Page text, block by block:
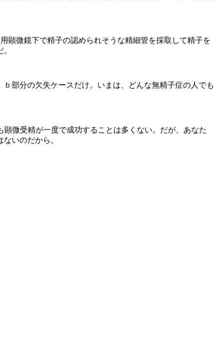
顕微鏡下で精子の認められそうな精細管を採取して精子を
部分の欠失ケースだけ。いまは、どんな無精子症の人でも
微受精が一度で成功することは多くない。だが、あなた
いのだから。